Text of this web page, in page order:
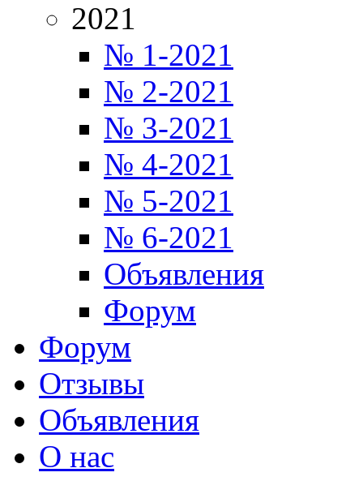
2021
№ 1-2021
№ 2-2021
№ 3-2021
№ 4-2021
№ 5-2021
№ 6-2021
Объявления
Форум
Форум
Отзывы
Объявления
О нас